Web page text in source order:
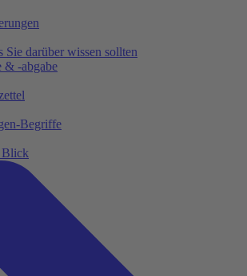
Sie darüber wissen sollten
& -abgabe
Begriffe
Blick